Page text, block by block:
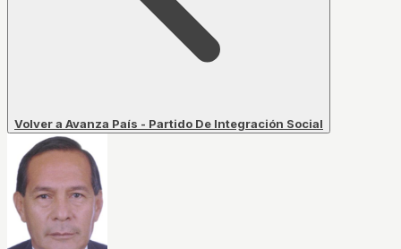
Volver a Avanza País - Partido De Integración Social